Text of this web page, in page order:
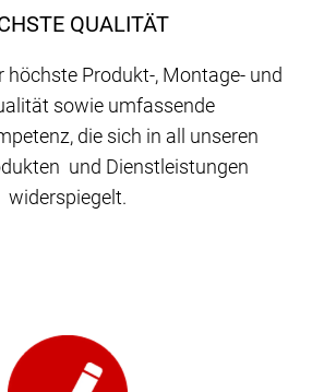
QUALITÄT
höchste Produkt-, Montage- und
sowie umfassende
die sich in all unseren
und Dienstleistungen
widerspiegelt.